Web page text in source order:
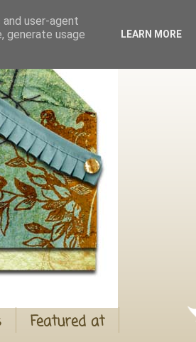
Featured at
user-agent
generate usage
LEARN MORE